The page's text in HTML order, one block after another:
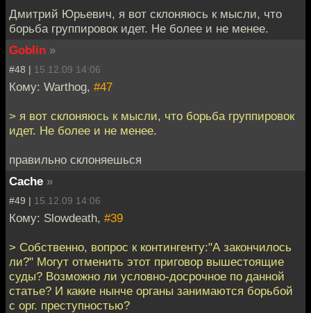
Дмитрий Юрьевич, я вот склоняюсь к мысли, что
борьба группировок идет. Не более и не менее.
Goblin »
#48 | 15.12.09 14:06
Кому: Warthog, #47
> я вот склоняюсь к мысли, что борьба группировок
идет. Не более и не менее.
правильно склоняешься
Cache »
#49 | 15.12.09 14:06
Кому: Slowdeath, #39
> Собственно, вопрос к контингенту:"А закончилось
ли?" Могут отменить этот приговор вышестоящие
суды? Возможно ли условно-досрочное по данной
статье? И какие нынче органы занимаются борьбой
с орг. преступностью?